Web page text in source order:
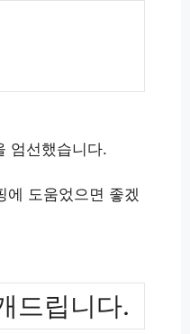
엄선했습니다.
에 도움었으면 좋겠
드립니다.